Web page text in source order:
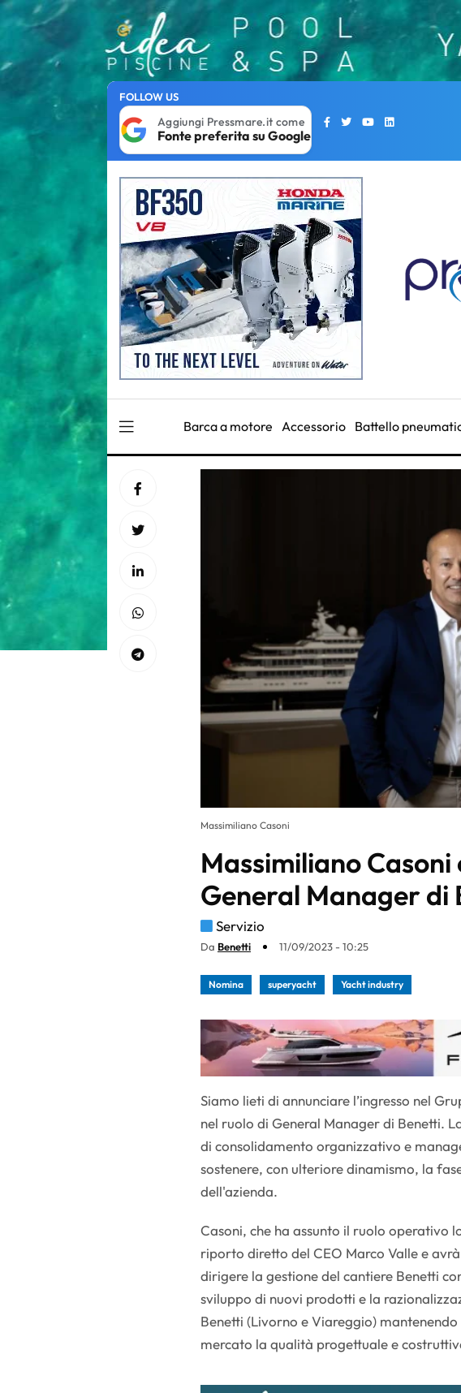
FOLLOW US
Aggiungi Pressmare.it come
Fonte preferita su Google
Barca a motore Accessorio Battello
Massimiliano Casoni
Massimiliano Casoni
General Manager di
Servizio
Da Benetti 11/09/2023 - 10:25
Nomina superyacht Yacht industry
Siamo lieti di annunciare l’ingresso nel
nel ruolo di General Manager di Benetti.
di consolidamento organizzativo e
sostenere, con ulteriore dinamismo, la
dell'azienda.
Casoni, che ha assunto il ruolo operativo
riporto diretto del CEO Marco Valle e
dirigere la gestione del cantiere Benetti
sviluppo di nuovi prodotti e la
Benetti (Livorno e Viareggio)
mercato la qualità progettuale e